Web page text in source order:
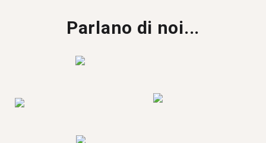
Parlano di noi...